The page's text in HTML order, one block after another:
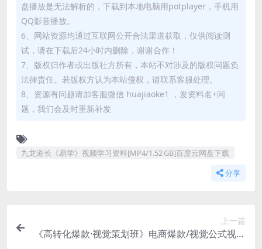
盘播放是无法解析的，下载到本地电脑用potplayer，手机用
QQ影音播放。
6、网站资源均通过互联网公开合法渠道获取，仅供阅读测
试，请在下载后24小时内删除，谢谢合作！
7、版权归作者或出版社方所有，本站不对涉及的版权问题负
法律责任。若版权方认为本站侵权，请联系客服处理。
8、资源有问题请加客服微信 huajiaoke1 ，发资料名+问
题，我们会及时重新补发
九龙道长《易学》视频学习资料[MP4/1.52 GB]百度云网盘下载
分享
上一篇
《高转化爆款·视觉策划班》电商爆款/视觉公式视频